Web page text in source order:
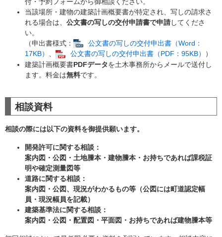
当該場所・建物の建築計画概要書が特定され、写しの請求さ
れる場合は、 公文書の写しの交付申請書で申請してくださ
い。
（申出書様式：
公文書の写しの交付申出書（Word：
17KB） 、 公文書の写しの交付申出書（PDF：95KB）
）
建築計画概要書PDFデータを土木事務所からメールで送付し
ます。料金は無料です。
相談資料
相談の際には以下の資料を御提供願います。
開発許可に関する相談：
案内図・公図・土地謄本・建物謄本・お持ちであれば課税証
明や確定測量図等
道路に関する相談：
案内図・公図、現況がわかるもの等（公図には町道認定幅
員・現況幅員を記載）
建築基準法に関する相談：
案内図・公図・配置図・平面図・お持ちであれば建物謄本等